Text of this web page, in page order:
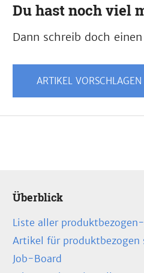
Du hast noch viel
Dann schreib doch
ARTIKEL
Überblick
Liste aller
Artikel für produktbezogen
Job-Board